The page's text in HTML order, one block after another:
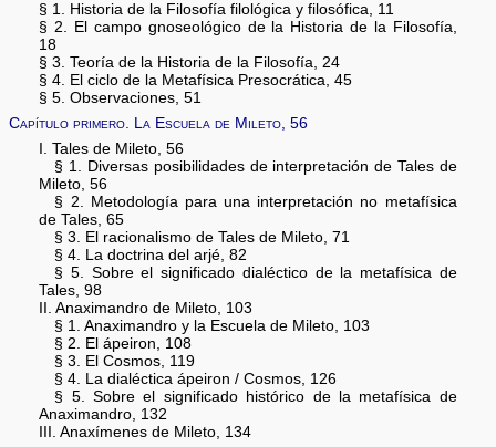
§ 1. Historia de la Filosofía filológica y filosófica, 11
§ 2. El campo gnoseológico de la Historia de la Filosofía,
18
§ 3. Teoría de la Historia de la Filosofía, 24
§ 4. El ciclo de la Metafísica Presocrática, 45
§ 5. Observaciones, 51
Capítulo primero. La Escuela de Mileto, 56
I. Tales de Mileto, 56
§ 1. Diversas posibilidades de interpretación de Tales de
Mileto, 56
§ 2. Metodología para una interpretación no metafísica
de Tales, 65
§ 3. El racionalismo de Tales de Mileto, 71
§ 4. La doctrina del arjé, 82
§ 5. Sobre el significado dialéctico de la metafísica de
Tales, 98
II. Anaximandro de Mileto, 103
§ 1. Anaximandro y la Escuela de Mileto, 103
§ 2. El ápeiron, 108
§ 3. El Cosmos, 119
§ 4. La dialéctica ápeiron / Cosmos, 126
§ 5. Sobre el significado histórico de la metafísica de
Anaximandro, 132
III. Anaxímenes de Mileto, 134